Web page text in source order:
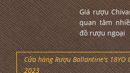
Giá rượu
quan tâm
đồ rượu ngoại
Cửa hàng Rượu Ballantine's 18YO
2023